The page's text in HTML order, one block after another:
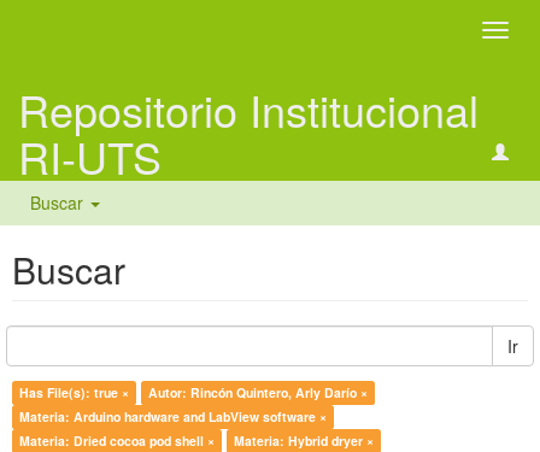
Repositorio Institucional
RI-UTS
Buscar
Buscar
Ir
Has File(s): true ×
Autor: Rincón Quintero, Arly Darío ×
Materia: Arduino hardware and LabView software ×
Materia: Dried cocoa pod shell ×
Materia: Hybrid dryer ×